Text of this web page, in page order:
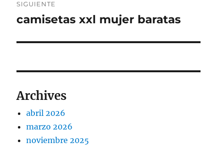
SIGUIENTE
Entrada
camisetas xxl mujer baratas
Archives
abril 2026
marzo 2026
noviembre 2025